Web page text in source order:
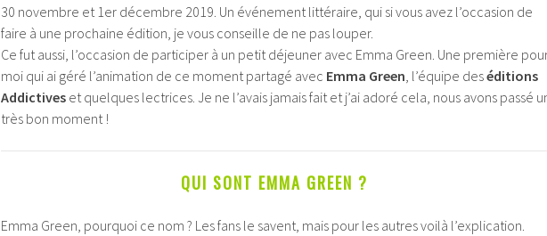
30 novembre et 1er décembre 2019. Un événement littéraire, qui si vous avez l’occasion de
faire à une prochaine édition, je vous conseille de ne pas louper.
Ce fut aussi, l’occasion de participer à un petit déjeuner avec Emma Green. Une première
moi qui ai géré l’animation de ce moment partagé avec Emma Green, l’équipe deséditions
Addictives et quelques lectrices. Je ne l’avais jamais fait et j’ai adoré cela, nous avons passé
très bon moment !
QUI SONT EMMA GREEN ?
Emma Green, pourquoi ce nom ? Les fans le savent, mais pour les autres voilà l’explication.